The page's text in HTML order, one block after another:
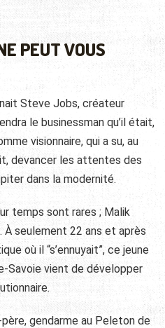
PEUT VOUS
Steve Jobs, créateur
le businessman qu’il était,
visionnaire, qui a su, au
devancer les attentes des
dans la modernité.
temps sont rares ; Malik
À seulement 22 ans et après
où il “s’ennuyait”, ce jeune
Savoie vient de développer
gendarme au Peleton de